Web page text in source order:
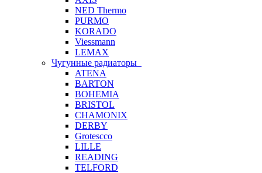
NED Thermo
PURMO
KORADO
Viessmann
LEMAX
Чугунные радиаторы
ATENA
BARTON
BOHEMIA
BRISTOL
CHAMONIX
DERBY
Grotescco
LILLE
READING
TELFORD